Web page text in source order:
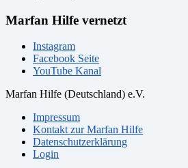
Marfan Hilfe vernetzt
Instagram
Facebook Seite
YouTube Kanal
Marfan Hilfe (Deutschland) e.V.
Impressum
Kontakt zur Marfan Hilfe
Datenschutzerklärung
Login